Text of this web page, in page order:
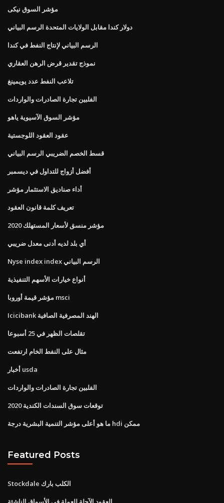
مؤشر السوق نيكى
دولار كندا مقابل الولايات المتحدة الرسم البياني
الرسم البياني لإنتاج النفط في كندا
نموذج تقدير قرض الرهن العقاري
تلاعب النفط عدد يويمينغ
الفلبين تجارة الصادرات والواردات
مؤشر السوق الآسيوية ياهو
عقود العقود اللوجستية
قسط الخصم الضريبي الرسم البياني
أفضل أزواج للتداول في ديسمبر
أداء صناديق الاستثمار مؤشر
تعريف كلمة قانون العقود
مؤشر منسق لأسعار المستهلك 2020
أي بلد لديه أدنى معدل ضريبي
Nyse index index الرسم البياني
أنواع خيارات الأسهم التنفيذية
مؤشر قيمة أوروبا msci
Icicibank الهند المصرفية الصافية
تقلصات الظهر في 25 أسبوعا
مثال على النفط الخام ارتفعت
أخبار usda
الفلبين تجارة الصادرات والواردات
توقعات سوق السندات الكندية 2020
ما هو أعلى مؤشر التنمية البشرية درجة hdi ممكن
Featured Posts
Stockdale الكلب بارك